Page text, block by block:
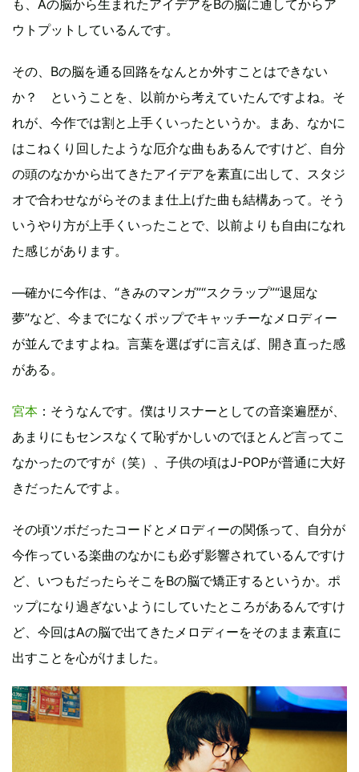
も、Aの脳から生まれたアイデアをBの脳に通してからア
ウトプットしているんです。
その、Bの脳を通る回路をなんとか外すことはできない
か？ ということを、以前から考えていたんですよね。そ
れが、今作では割と上手くいったというか。まあ、なかに
はこねくり回したような厄介な曲もあるんですけど、自分
の頭のなかから出てきたアイデアを素直に出して、スタジ
オで合わせながらそのまま仕上げた曲も結構あって。そう
いうやり方が上手くいったことで、以前よりも自由になれ
た感じがあります。
—確かに今作は、“きみのマンガ”“スクラップ”“退屈な
夢”など、今までになくポップでキャッチーなメロディー
が並んでますよね。言葉を選ばずに言えば、開き直った感
がある。
宮本 ：そうなんです。僕はリスナーとしての音楽遍歴が、
あまりにもセンスなくて恥ずかしいのでほとんど言ってこ
なかったのですが（笑）、子供の頃はJ-POPが普通に大好
きだったんですよ。
その頃ツボだったコードとメロディーの関係って、自分が
今作っている楽曲のなかにも必ず影響されているんですけ
ど、いつもだったらそこをBの脳で矯正するというか。ポ
ップになり過ぎないようにしていたところがあるんですけ
ど、今回はAの脳で出てきたメロディーをそのまま素直に
出すことを心がけました。